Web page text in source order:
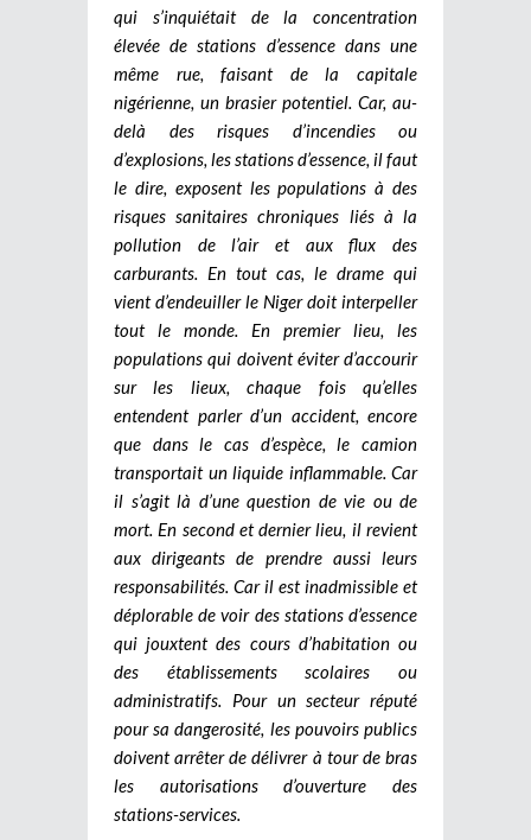
qui s’inquiétait de la concentration
élevée de stations d’essence dans une
même rue, faisant de la capitale
nigérienne, un brasier potentiel. Car, au-
delà des risques d’incendies ou
d’explosions, les stations d’essence, il faut
le dire, exposent les populations à des
risques sanitaires chroniques liés à la
pollution de l’air et aux flux des
carburants. En tout cas, le drame qui
vient d’endeuiller le Niger doit interpeller
tout le monde. En premier lieu, les
populations qui doivent éviter d’accourir
sur les lieux, chaque fois qu’elles
entendent parler d’un accident, encore
que dans le cas d’espèce, le camion
transportait un liquide inflammable. Car
il s’agit là d’une question de vie ou de
mort. En second et dernier lieu, il revient
aux dirigeants de prendre aussi leurs
responsabilités. Car il est inadmissible et
déplorable de voir des stations d’essence
qui jouxtent des cours d’habitation ou
des établissements scolaires ou
administratifs. Pour un secteur réputé
pour sa dangerosité, les pouvoirs publics
doivent arrêter de délivrer à tour de bras
les autorisations d’ouverture des
stations-services.